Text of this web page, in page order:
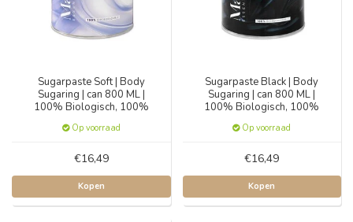
Sugarpaste Soft | Body
Sugaring | can 800 ML |
100% Biologisch, 100%
Op voorraad
€16,49
Kopen
Sugarpaste Black | Body
Sugaring | can 800 ML |
100% Biologisch, 100%
Op voorraad
€16,49
Kopen